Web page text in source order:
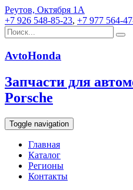
Реутов, Октября 1А
+7 926 548-85-23, +7 977 564-
AvtoHonda
Запчасти для
Porsche
Toggle navigation
Главная
Каталог
Регионы
Контакты